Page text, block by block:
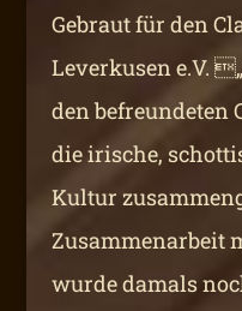
Gebraut für den
Leverkusen e.V.
den befreundeten
die irische,
Kultur
Zusammenarbeit
wurde damals